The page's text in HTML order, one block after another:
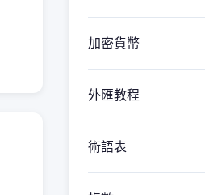
加密貨幣
外匯教程
術語表